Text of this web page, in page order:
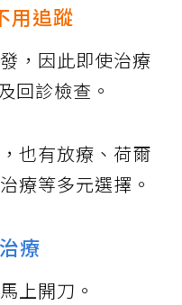
用追蹤
，因此即使治療
回診檢查。
也有放療、荷爾
療等多元選擇。
療
上開刀。